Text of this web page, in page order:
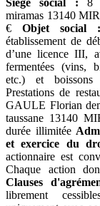
miramas 13140
€ Objet social :
établissement de
d’une licence III,
fermentées (vins,
etc.) et boissons
Prestations de
GAULE Florian
taussane 13140
durée illimitée
et exercice du
actionnaire est
Chaque action
Clauses
librement